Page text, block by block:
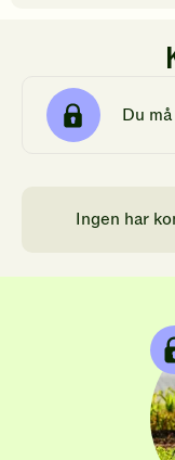
Du
Ingen har